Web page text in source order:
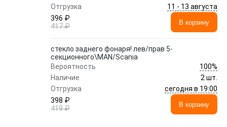
Отгрузка
11 - 13 августа
396 ₽
417 ₽
В корзину
стекло заднего фонаря! лев/прав 5-
секционного\MAN/Scania
Вероятность
100%
Наличие
2 шт.
Отгрузка
сегодня в 19:00
398 ₽
419 ₽
В корзину